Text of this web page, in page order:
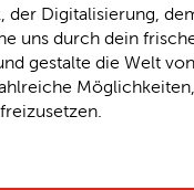
der Digitalisierung,
uns durch dein
gestalte die Welt
Möglichkeiten,